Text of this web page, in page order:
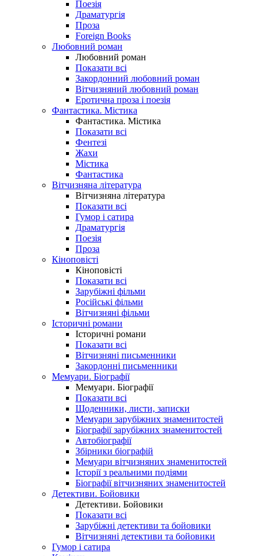
Поезія
Драматургія
Проза
Foreign Books
Любовний роман
Любовний роман
Показати всі
Закордонний любовний роман
Вітчизняний любовний роман
Еротична проза і поезія
Фантастика. Містика
Фантастика. Містика
Показати всі
Фентезі
Жахи
Містика
Фантастика
Вітчизняна література
Вітчизняна література
Показати всі
Гумор і сатира
Драматургія
Поезія
Проза
Кіноповісті
Кіноповісті
Показати всі
Зарубіжні фільми
Російські фільми
Вітчизняні фільми
Історичні романи
Історичні романи
Показати всі
Вітчизняні письменники
Закордонні письменники
Мемуари. Біографії
Мемуари. Біографії
Показати всі
Щоденники, листи, записки
Мемуари зарубіжних знаменитостей
Біографії зарубіжних знаменитостей
Автобіографії
Збірники біографій
Мемуари вітчизняних знаменитостей
Історії з реальними подіями
Біографії вітчизняних знаменитостей
Детективи. Бойовики
Детективи. Бойовики
Показати всі
Зарубіжні детективи та бойовики
Вітчизняні детективи та бойовики
Гумор і сатира